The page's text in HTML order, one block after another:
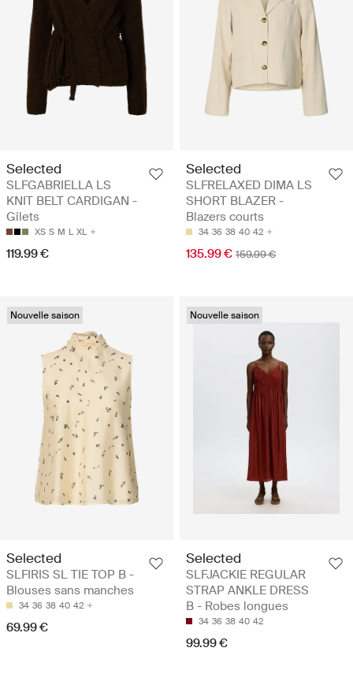
Selected
SLFGABRIELLA LS
KNIT BELT CARDIGAN -
Gilets
XS S M L XL
119.99 €
Selected
SLFRELAXED DIMA LS
SHORT BLAZER -
Blazers courts
34 36 38 40 42
135.99 € 159.99 €
Nouvelle saison
Selected
SLFIRIS SL TIE TOP B -
Blouses sans manches
34 36 38 40 42
69.99 €
Nouvelle saison
Selected
SLFJACKIE REGULAR
STRAP ANKLE DRESS
B - Robes longues
34 36 38 40 42
99.99 €